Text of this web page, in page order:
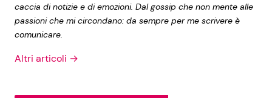
caccia di notizie e di emozioni. Dal gossip che non mente alle
passioni che mi circondano: da sempre per me scrivere è
comunicare.
Altri articoli →